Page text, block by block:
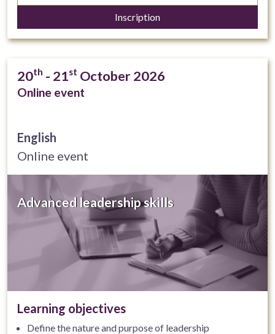
Inscription
20th - 21st October 2026
Online event
English
Online event
Advanced leadership skills
Learning objectives
Define the nature and purpose of leadership